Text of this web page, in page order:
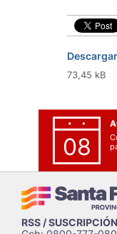
73,45 kB
08
RSS /